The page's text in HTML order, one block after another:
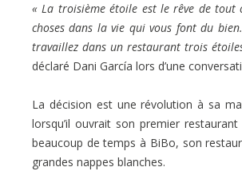
« La troisième étoile est le rêve de tout
choses dans la vie qui vous font du
travaillez dans un restaurant trois
déclaré Dani García lors d’une
La décision est une révolution à sa
lorsqu’il ouvrait son premier restaurant
beaucoup de temps à BiBo, son
grandes nappes blanches.